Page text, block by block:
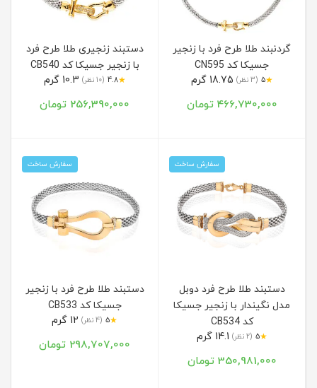
گردنبند طلا طرح فرد با زنجیر
جسیکا کد CN595
★
5 (3 نظر)
466,730,000 تومان
دستبند زنجیری طلا طرح فرد
با زنجیر جسیکا کد CB540
★
4.8 (10 نظر)
256,390,000 تومان
سفارش ساخت
دستبند طلا طرح فرد دوبل
مدل نگیندار با زنجیر جسیکا
کد CB534
★
5 (2 نظر)
350,981,000 تومان
سفارش ساخت
دستبند طلا طرح فرد با زنجیر
جسیکا کد CB533
★
5 (4 نظر)
298,707,000 تومان